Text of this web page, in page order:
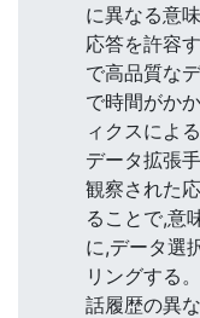
に異なる意
応答を許容
で高品質な
で時間がか
ィクスによ
データ拡張
観察された
ることで,意
に,データ選
リングする
話履歴の異